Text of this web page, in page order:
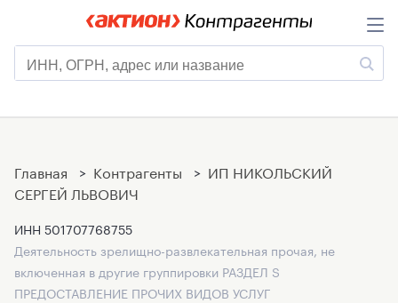
Главная > Контрагенты > ИП НИКОЛЬСКИЙ
СЕРГЕЙ ЛЬВОВИЧ
ИНН 501707768755
Деятельность зрелищно-развлекательная прочая, не
включенная в другие группировки РАЗДЕЛ S
ПРЕДОСТАВЛЕНИЕ ПРОЧИХ ВИДОВ УСЛУГ